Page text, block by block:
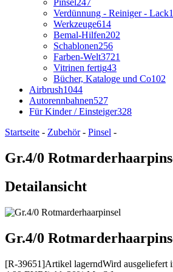
Pinsel247
Verdünnung - Reiniger - Lack
Werkzeuge614
Bemal-Hilfen202
Schablonen256
Farben-Welt3721
Vitrinen fertig43
Bücher, Kataloge und Co102
Airbrush1044
Autorennbahnen527
Für Kinder / Einsteiger328
Startseite - Zubehör- Pinsel -
Gr.4/0
Detailansicht
Gr.4/0
[R-39651]Artikel lagerndWird ausgeliefert